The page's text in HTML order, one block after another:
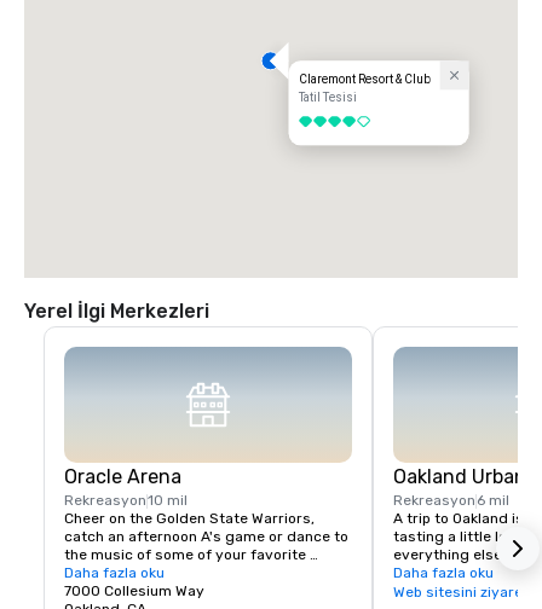
Claremont Resort & Club
Tatil Tesisi
4 / 5
Yerel İlgi Merkezleri
Oracle Arena
Rekreasyon10 mil
Cheer on the Golden State Warriors,
catch an afternoon A's game or dance to
the music of some of your favorite
artists!
Daha fazla oku
7000 Collesium Way
Oakland Urban
Rekreasyon 6 mil
A trip to Oakland
tasting a little local
everything else in
scene is a little
wineries are housed
Daha fazla oku
Web sitesini ziyaret